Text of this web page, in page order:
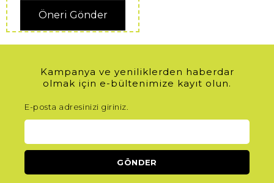
Öneri Gönder
Kampanya ve yeniliklerden haberdar
olmak için e-bültenimize kayıt olun.
E-posta adresinizi giriniz.